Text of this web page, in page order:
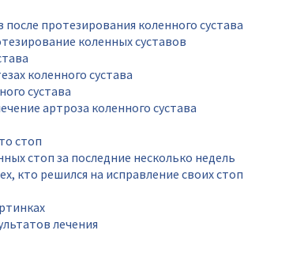
протезирования коленного сустава
коленных суставов
коленного сустава
сустава
артроза коленного сустава
стоп
стоп за последние несколько недель
кто решился на исправление своих стоп
лечения